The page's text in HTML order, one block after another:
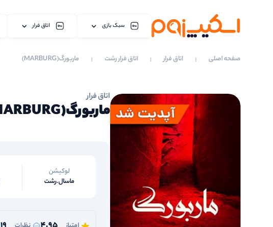
سبک بازی اتاق فرار
صفحه اصلی اتاق فرار اتاق فرار رشت ماربورگ(MARBURG)
اتاق فرار
ماربورگ(MARBURG)
لوکیشن
ماسال.رشت